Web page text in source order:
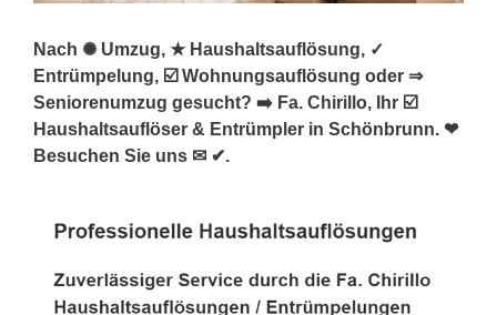
Nach ✺ Umzug, ★ Haushaltsauflösung, ✓
Entrümpelung, ☑️ Wohnungsauflösung oder ⇒
Seniorenumzug gesucht? ➡️ Fa. Chirillo, Ihr ☑️
Haushaltsauflöser & Entrümpler in Schönbrunn. ❤
Besuchen Sie uns ✉ ✔.